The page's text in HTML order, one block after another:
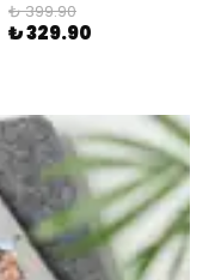
₺ 399.90
₺ 329.90